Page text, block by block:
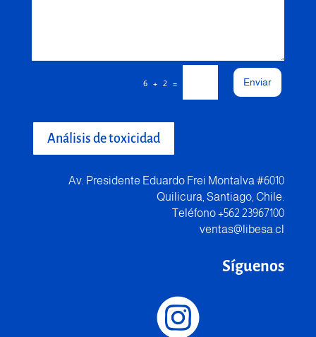
6 + 2 = Enviar
Análisis de toxicidad
Av. Presidente Eduardo Frei Montalva #6010
Quilicura, Santiago, Chile.
Teléfono +562 23967100
ventas@libesa.cl
Síguenos